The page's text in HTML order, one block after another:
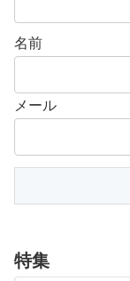
名前
メール
特集